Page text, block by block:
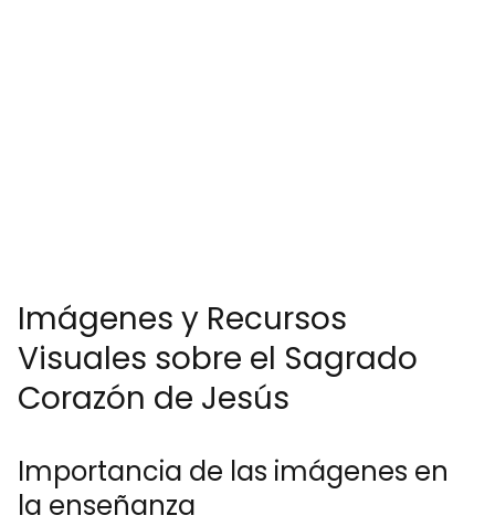
Imágenes y Recursos
Visuales sobre el Sagrado
Corazón de Jesús
Importancia de las imágenes en
la enseñanza